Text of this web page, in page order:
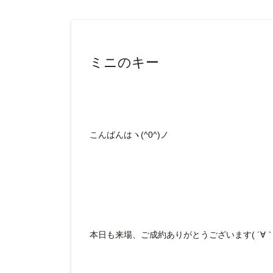
ミニのキー
こんばんはヽ(^0^)ノ
本日も来場、ご成約ありがとうございます( ´∀